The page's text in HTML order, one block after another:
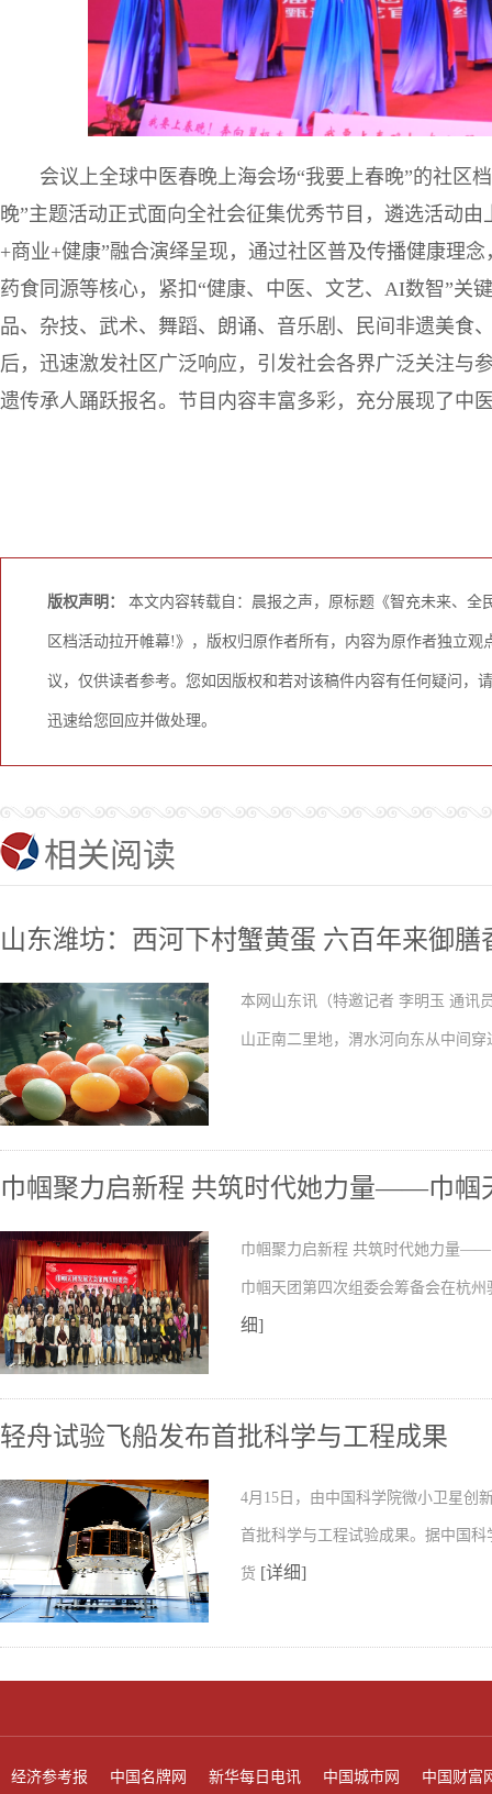
会议上全球中医春晚上海会场“我要上春晚”的社区
晚”主题活动正式面向全社会征集优秀节目，遴选活动
+商业+健康”融合演绎呈现，通过社区普及传播健康理
药食同源等核心，紧扣“健康、中医、文艺、AI数智”关
品、杂技、武术、舞蹈、朗诵、音乐剧、民间非遗美食
后，迅速激发社区广泛响应，引发社会各界广泛关注与
遗传承人踊跃报名。节目内容丰富多彩，充分展现了中
版权声明： 本文内容转载自：晨报之声，原标题《智充未来、
区档活动拉开帷幕!》，版权归原作者所有，内容为原作者独立
议，仅供读者参考。您如因版权和若对该稿件内容有任何疑问，
迅速给您回应并做处理。
相关阅读
山东潍坊：西河下村蟹黄蛋 六百年来御膳
本网山东讯（特邀记者 李明玉 通讯
山正南二里地，渭水河向东从中间
巾帼聚力启新程 共筑时代她力量——巾帼
巾帼聚力启新程 共筑时代她力量——
巾帼天团第四次组委会筹备会在杭
细]
轻舟试验飞船发布首批科学与工程成果
4月15日，由中国科学院微小卫星创
首批科学与工程试验成果。据中国
货 [详细]
经济参考报 中国名牌网 新华每日电讯 中国城市网 中国财富